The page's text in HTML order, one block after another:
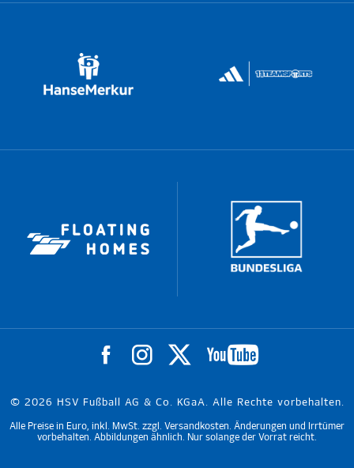
© 2026 HSV Fußball AG & Co. KGaA. Alle Rechte vorbehalten.
Alle Preise in Euro, inkl. MwSt. zzgl. Versandkosten. Änderungen und Irrtümer
vorbehalten. Abbildungen ähnlich. Nur solange der Vorrat reicht.